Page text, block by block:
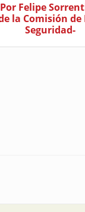
Por Felipe
la Comisión
Seguridad-
seguridad eléctrica